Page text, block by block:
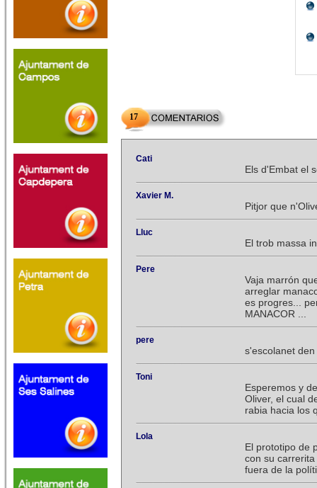
17
Cati
Els d'Embat el
Xavier M.
Pitjor que
Lluc
El trob massa
Pere
Vaja marrón
arreglar
es progres...
MANACOR ...
pere
s'escolanet
Toni
Esperemos y
Oliver, el cual
rabia hacia los
Lola
El prototipo de
con su
fuera de la